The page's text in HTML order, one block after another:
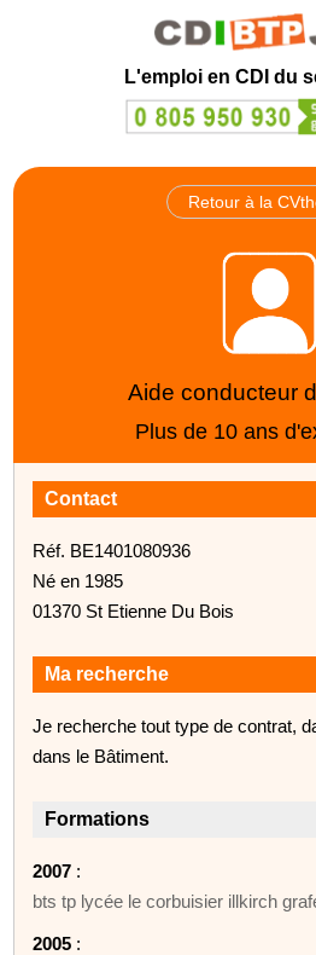
L'emploi en CDI du
Retour à la
Aide conducteur
Plus de 10 ans
Contact
Réf. BE1401080936
Né en 1985
01370 St Etienne Du Bois
Ma recherche
Je recherche tout type de contrat,
dans le Bâtiment.
Formations
2007 :
bts tp lycée le corbuisier illkirch
2005 :